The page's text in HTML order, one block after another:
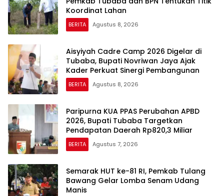
Koordinat Lahan
BERITA Agustus 8, 2026
Aisyiyah Cadre Camp 2026 Digelar di
Tubaba, Bupati Novriwan Jaya Ajak
Kader Perkuat Sinergi Pembangunan
BERITA Agustus 8, 2026
Paripurna KUA PPAS Perubahan APBD
2026, Bupati Tubaba Targetkan
Pendapatan Daerah Rp820,3 Miliar
BERITA Agustus 7, 2026
Semarak HUT ke-81 RI, Pemkab Tulang
Bawang Gelar Lomba Senam Udang
Manis